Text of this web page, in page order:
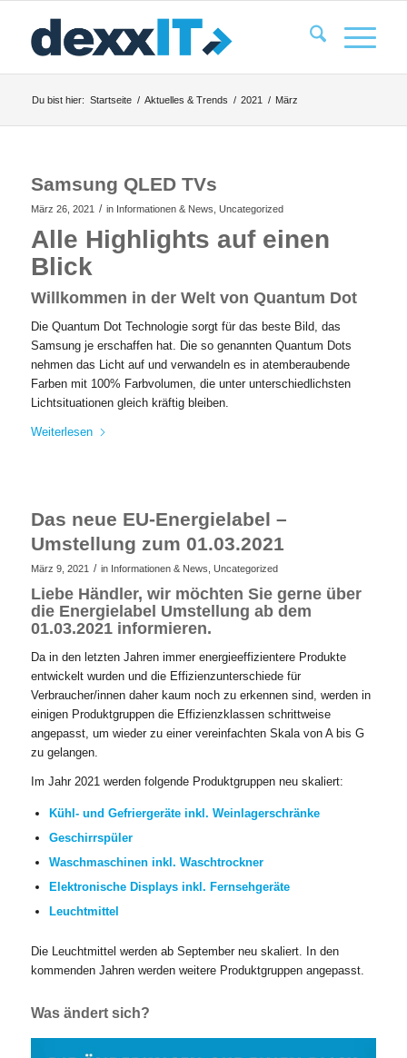
Du bist hier: Startseite / Aktuelles & Trends / 2021 / März
Samsung QLED TVs
März 26, 2021 / in Informationen & News Uncategorized
Alle Highlights auf einen
Blick
Willkommen in der Welt von Quantum Dot
Die Quantum Dot Technologie sorgt für das beste Bild, das
Samsung je erschaffen hat. Die so genannten Quantum Dots
nehmen das Licht auf und verwandeln es in atemberaubende
Farben mit 100% Farbvolumen, die unter unterschiedlichsten
Lichtsituationen gleich kräftig bleiben.
Weiterlesen
Das neue EU-Energielabel –
Umstellung zum 01.03.2021
März 9, 2021 / in Informationen & News Uncategorized
Liebe Händler, wir möchten Sie gerne über
die Energielabel Umstellung ab dem
01.03.2021 informieren.
Da in den letzten Jahren immer energieeffizientere Produkte
entwickelt wurden und die Effizienzunterschiede für
Verbraucher/innen daher kaum noch zu erkennen sind, werden in
einigen Produktgruppen die Effizienzklassen schrittweise
angepasst, um wieder zu einer vereinfachten Skala von A bis G
zu gelangen.
Im Jahr 2021 werden folgende Produktgruppen neu skaliert:
Kühl- und Gefriergeräte inkl. Weinlagerschränke
Geschirrspüler
Waschmaschinen inkl. Waschtrockner
Elektronische Displays inkl. Fernsehgeräte
Leuchtmittel
Die Leuchtmittel werden ab September neu skaliert. In den
kommenden Jahren werden weitere Produktgruppen angepasst.
Was ändert sich?